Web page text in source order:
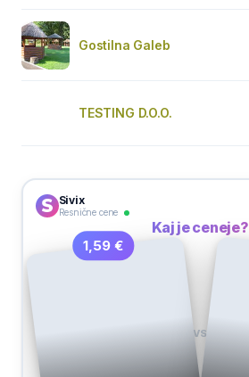
Gostilna Galeb
TESTING D.O.O.
Sivix
Resnične cene
Kaj je ceneje?
1,59 €
VS